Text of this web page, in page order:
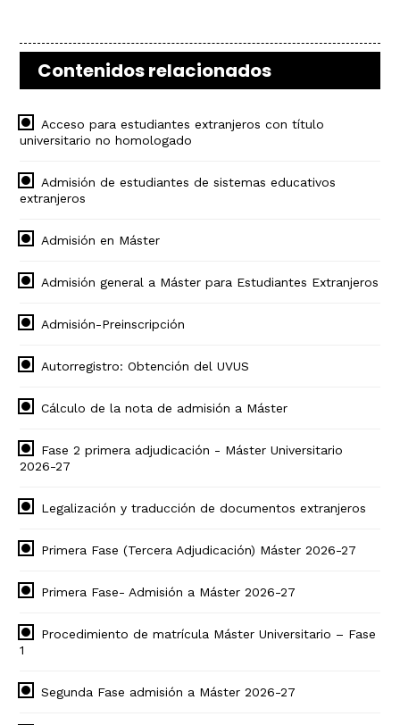
Contenidos relacionados
Acceso para estudiantes extranjeros con título
universitario no homologado
Admisión de estudiantes de sistemas educativos
extranjeros
Admisión en Máster
Admisión general a Máster para Estudiantes Extranjeros
Admisión-Preinscripción
Autorregistro: Obtención del UVUS
Cálculo de la nota de admisión a Máster
Fase 2 primera adjudicación - Máster Universitario
2026-27
Legalización y traducción de documentos extranjeros
Primera Fase (Tercera Adjudicación) Máster 2026-27
Primera Fase- Admisión a Máster 2026-27
Procedimiento de matrícula Máster Universitario – Fase
1
Segunda Fase admisión a Máster 2026-27